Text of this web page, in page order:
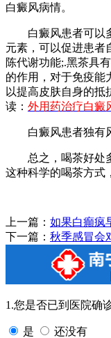
白癜风病情。
白癜风患者可以多
元素，可以促进患者
陈代谢功能;.黑茶具
的作用，对于免疫能
以提高皮肤自身的抵
读： 外用药治疗白癜
白癜风患者独有
总之，喝茶好处多
这种科学的喝茶方式
上一篇： 如果白癲疯
下一篇： 秋季感冒会
1.您是否已到医院确
是 还没有